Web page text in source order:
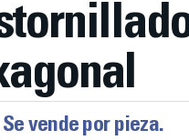
vende por pieza.